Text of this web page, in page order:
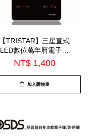
【TRISTAR】三星直式
LED數位萬年曆電子鐘
(TS-A3043)
NT$ 1,400
加入購物車